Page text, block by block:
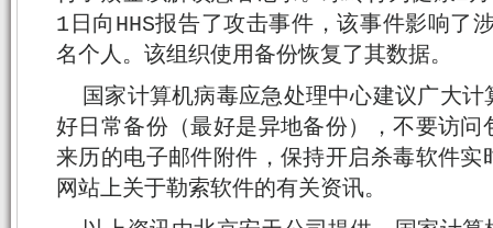
1日向HHS报告了攻击事件，该事件影响了
名个人。该组织使用备份恢复了其数据。
国家计算机病毒应急处理中心建议广大
好日常备份（最好是异地备份），不要访
来历的电子邮件附件，保持开启杀毒软件
网站上关于勒索软件的有关资讯。